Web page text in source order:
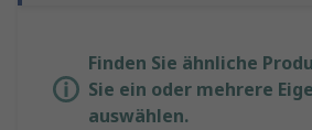
Finden Sie ähnliche
Sie ein oder mehrere
auswählen.